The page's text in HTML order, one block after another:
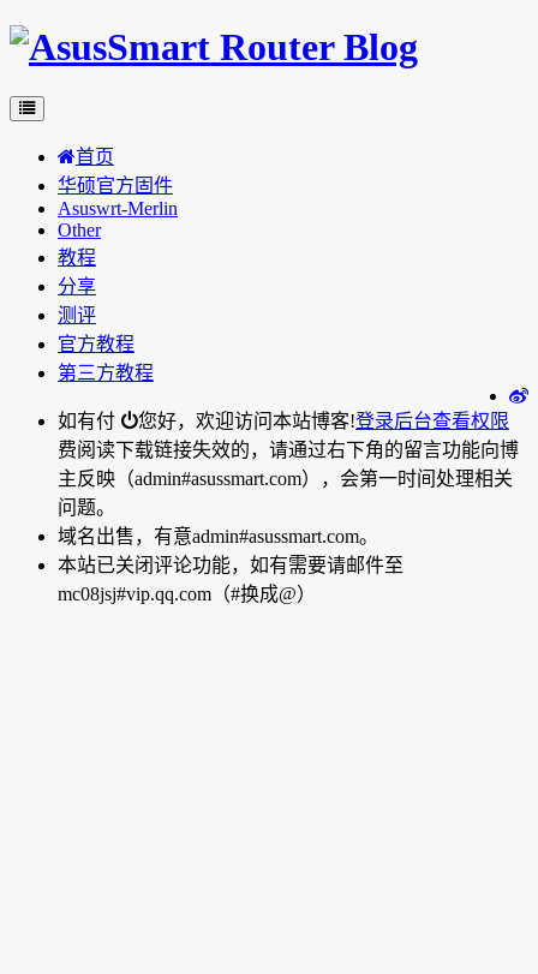
首页
华硕官方固件
Asuswrt-Merlin
Other
教程
分享
测评
官方教程
第三方教程
您好，欢迎访问本站博客!登录后台查看权限
如有付
费阅读下载链接失效的，请通过右下角的留言功能向博
主反映（admin#asussmart.com），会第一时间处理相关
问题。
域名出售，有意admin#asussmart.com。
本站已关闭评论功能，如有需要请邮件至
mc08jsj#vip.qq.com（#换成@）